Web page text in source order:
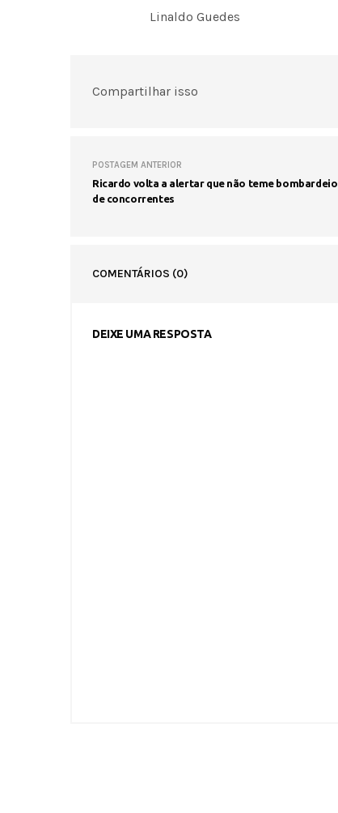
Linaldo Guedes
Compartilhar isso
POSTAGEM ANTERIOR
Ricardo volta a alertar que não teme bombardeio
de concorrentes
COMENTÁRIOS (0)
DEIXE UMA RESPOSTA